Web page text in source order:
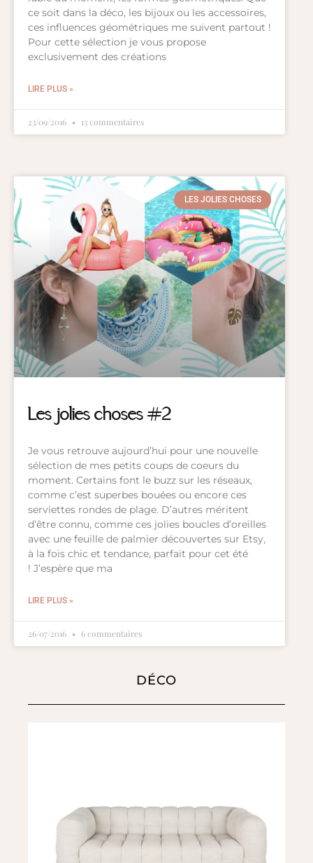
ce soit dans la déco, les bijoux ou les accessoires,
ces influences géométriques me suivent partout !
Pour cette sélection je vous propose
exclusivement des créations
LIRE PLUS »
23/09/2016 13 commentaires
LES JOLIES CHOSES
Les jolies choses #2
Je vous retrouve aujourd’hui pour une nouvelle
sélection de mes petits coups de coeurs du
moment. Certains font le buzz sur les réseaux,
comme c’est superbes bouées ou encore ces
serviettes rondes de plage. D’autres méritent
d’être connu, comme ces jolies boucles d’oreilles
avec une feuille de palmier découvertes sur Etsy,
à la fois chic et tendance, parfait pour cet été
! J’espère que ma
LIRE PLUS »
26/07/2016 6 commentaires
DÉCO